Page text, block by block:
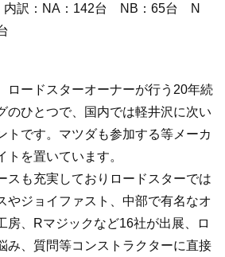
内訳：NA：142台 NB：65台 N
ロードスターオーナーが行う20年続
のひとつで、国内では軽井沢に次い
トです。マツダも参加する等メーカ
トを置いています。
スも充実しておりロードスターでは
やジョイファスト、中部で有名なオ
房、Rマジックなど16社が出展、ロ
み、質問等コンストラクターに直接